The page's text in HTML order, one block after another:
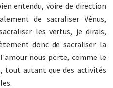
entendu, voire de direction
de sacraliser Vénus,
les vertus, je dirais,
donc de sacraliser la
nous porte, comme le
tout autant que des activités